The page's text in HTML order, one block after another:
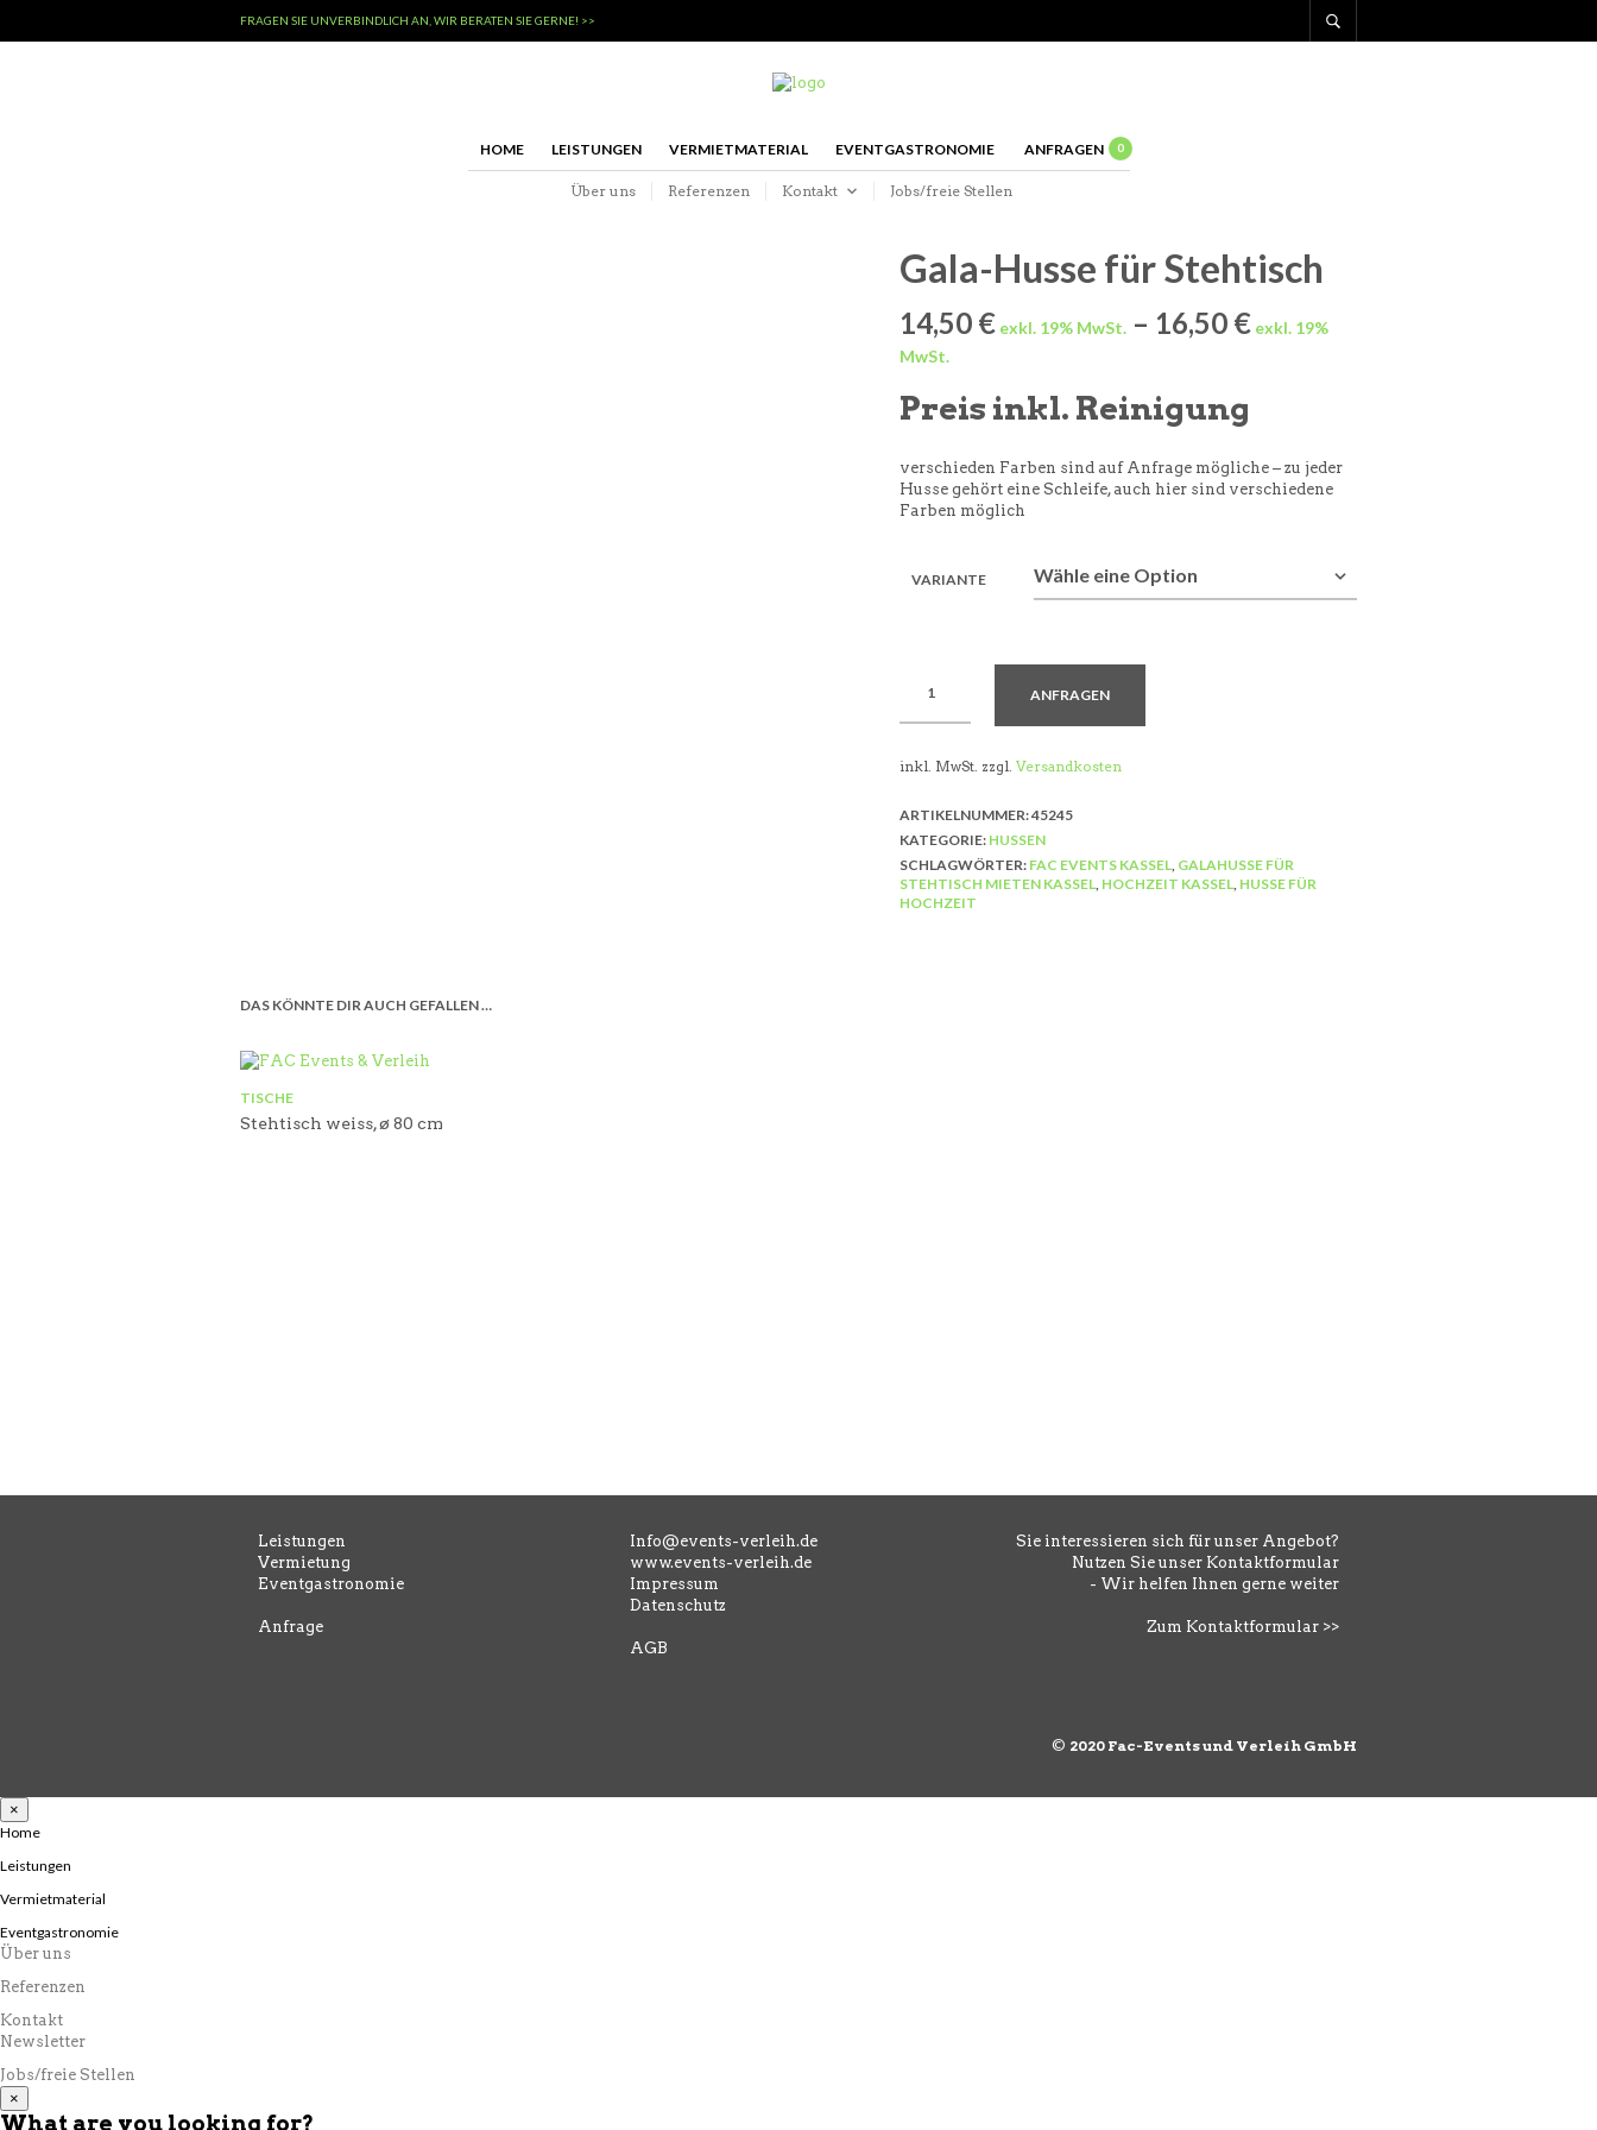
FRAGEN SIE UNVERBINDLICH AN, WIR BERATEN SIE GERNE! >>
HOME LEISTUNGEN VERMIETMATERIAL EVENTGASTRONOMIE ANFRAGEN 0
Über uns Referenzen Kontakt Jobs/freie Stellen
Gala-Husse für Stehtisch
14,50 € – 16,50 €
Preis inkl. Reinigung
verschieden Farben sind auf Anfrage mögliche – zu jeder
Husse gehört eine Schleife, auch hier sind verschiedene
Farben möglich
VARIANTE
ANFRAGEN
inkl. MwSt. zzgl. Versandkosten
ARTIKELNUMMER:45245
KATEGORIE: HUSSEN
SCHLAGWÖRTER: FAC EVENTS KASSEL, GALAHUSSE FÜR
STEHTISCH MIETEN KASSEL, HOCHZEIT KASSEL, HUSSE FÜR
HOCHZEIT
DAS KÖNNTE DIR AUCH GEFALLEN …
TISCHE
Stehtisch weiss, ø 80 cm
Leistungen
Vermietung
Eventgastronomie
Anfrage
Info@events-verleih.de
www.events-verleih.de
Impressum
Datenschutz
AGB
Sie interessieren sich für unser Angebot?
Nutzen Sie unser Kontaktformular
- Wir helfen Ihnen gerne weiter
Zum Kontaktformular >>
© 2020 Fac-Events und Verleih GmbH
×
Home
Leistungen
Vermietmaterial
Eventgastronomie
Über uns
Referenzen
Kontakt
Newsletter
Jobs/freie Stellen
×
What are you looking for?